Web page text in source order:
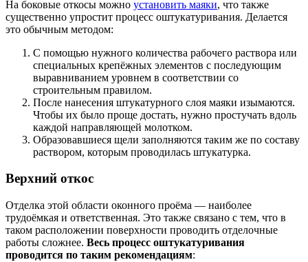
На боковые откосы можно установить маяки, что также
существенно упростит процесс оштукатуривания. Делается
это обычным методом:
С помощью нужного количества рабочего раствора или
специальных крепёжных элементов с последующим
выравниванием уровнем в соответствии со
строительным правилом.
После нанесения штукатурного слоя маяки изымаются.
Чтобы их было проще достать, нужно простучать вдоль
каждой направляющей молотком.
Образовавшиеся щели заполняются таким же по составу
раствором, которым проводилась штукатурка.
Верхний откос
Отделка этой области оконного проёма — наиболее
трудоёмкая и ответственная. Это также связано с тем, что в
таком расположении поверхности проводить отделочные
работы сложнее. Весь процесс оштукатуривания
проводится по таким рекомендациям: